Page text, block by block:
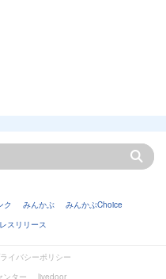
ク みんかぶ
みんかぶChoice
スリリース
イバシーポリシー
ンター
livedoor